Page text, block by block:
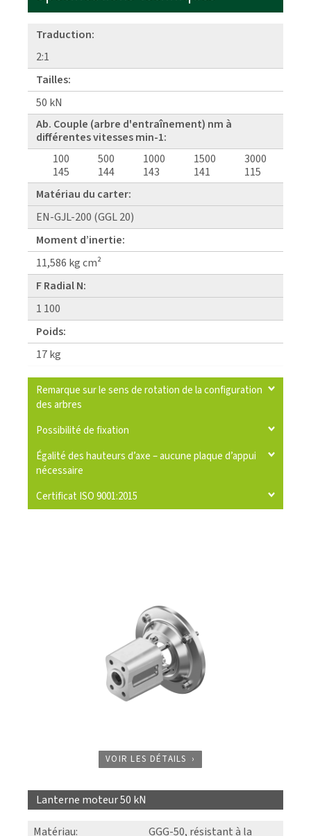
Traduction:
2:1
Tailles:
50 kN
Ab. Couple (arbre d'entraînement) nm à
différentes vitesses min-1:
100
145
500
144
1000
143
1500
141
3000
115
Matériau du carter:
EN-GJL-200 (GGL 20)
Moment d’inertie:
11,586 kg cm²
F Radial N:
1 100
Poids:
17 kg
Remarque sur le sens de rotation de la configuration
des arbres
Possibilité de fixation
Égalité des hauteurs d’axe – aucune plaque d’appui
nécessaire
Certificat ISO 9001:2015
VOIR LES DÉTAILS
Lanterne moteur 50 kN
Matériau: GGG-50, résistant à la